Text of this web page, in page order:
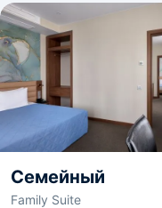
Семейный
Family Suite